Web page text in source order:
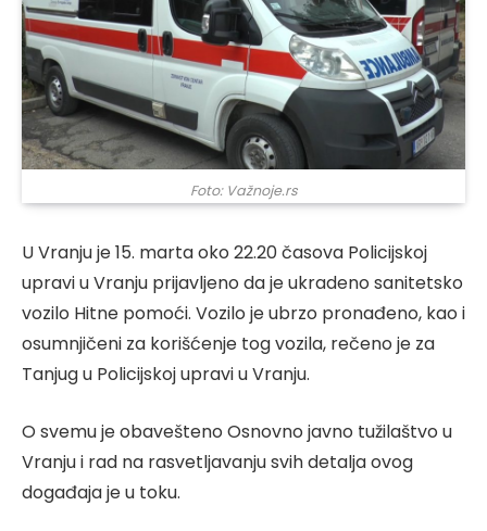
Foto: Važnoje.rs
U Vranju je 15. marta oko 22.20 časova Policijskoj
upravi u Vranju prijavljeno da je ukradeno sanitetsko
vozilo Hitne pomoći. Vozilo je ubrzo pronađeno, kao i
osumnjičeni za korišćenje tog vozila, rečeno je za
Tan‌jug u Policijskoj upravi u Vranju.
O svemu je obavešteno Osnovno javno tužilaštvo u
Vranju i rad na rasvetljavanju svih detalja ovog
događaja je u toku.